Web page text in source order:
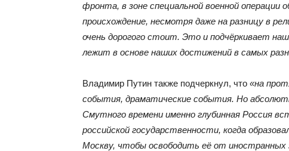
фронта, в зоне специальной военной
происхождение, несмотря даже на разницу в
очень дорогого стоит. Это и подчёркивает
лежит в основе наших достижений в самых
Владимир Путин также подчеркнул, что «на
события, драматические события. Но
Смутного времени именно глубинная Россия
российской государственности, когда
Москву, чтобы освободить её от